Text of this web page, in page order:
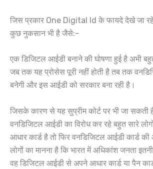
जिस प्रकार One Digital Id के फायदे देखे जा
कुछ नुकसान भी है जैसे:-
एक डिजिटल आईडी बनाने की घोषणा हुई है अभी
जब तक यह प्रोसेस पूरी नहीं होती है तब तक
बनेगी और इस आईडी को सरकार बना रही है।
जिसके कारण से यह सुप्रीम कोर्ट पर भी जा सकती
वनडिजिटल आईडी का विरोध कर रहे बहुत सारे
आधार कार्ड है तो फिर वनडिजिटल आईडी कार्ड
लोगों का मानना है कि भारत में अधिकांश जनता इतनी
वह डिजिटल आईडी से अपने आधार कार्ड या पैन